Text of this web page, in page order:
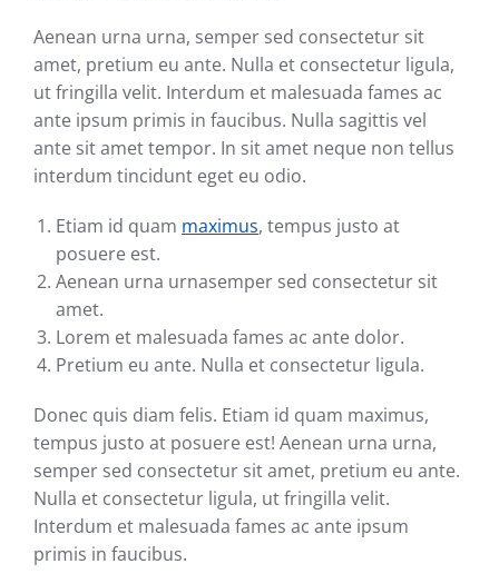
Aenean urna urna, semper sed consectetur sit
amet, pretium eu ante. Nulla et consectetur ligula,
ut fringilla velit. Interdum et malesuada fames ac
ante ipsum primis in faucibus. Nulla sagittis vel
ante sit amet tempor. In sit amet neque non tellus
interdum tincidunt eget eu odio.
Etiam id quam maximus, tempus justo at
posuere est.
Aenean urna urnasemper sed consectetur sit
amet.
Lorem et malesuada fames ac ante dolor.
Pretium eu ante. Nulla et consectetur ligula.
Donec quis diam felis. Etiam id quam maximus,
tempus justo at posuere est! Aenean urna urna,
semper sed consectetur sit amet, pretium eu ante.
Nulla et consectetur ligula, ut fringilla velit.
Interdum et malesuada fames ac ante ipsum
primis in faucibus.